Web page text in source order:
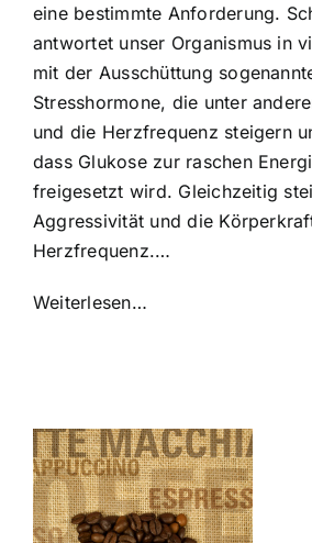
eine bestimmte Anforderung.
antwortet unser Organismus in
mit der Ausschüttung
Stresshormone, die unter
und die Herzfrequenz steigern
dass Glukose zur raschen
freigesetzt wird. Gleichzeitig
Aggressivität und die
Herzfrequenz.…
Weiterlesen…